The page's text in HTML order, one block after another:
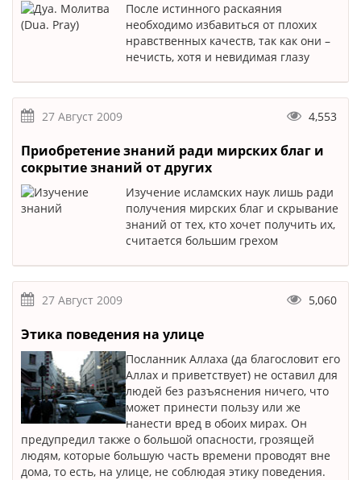
После истинного раскаяния
необходимо избавиться от плохих
нравственных качеств, так как они –
нечисть, хотя и невидимая глазу
27 Август 2009 4,553
Приобретение знаний ради мирских благ и
сокрытие знаний от других
Изучение исламских наук лишь ради
получения мирских благ и скрывание
знаний от тех, кто хочет получить их,
считается большим грехом
27 Август 2009 5,060
Этика поведения на улице
Посланник Аллаха (да благословит его
Аллах и приветствует) не оставил для
людей без разъяснения ничего, что
может принести пользу или же
нанести вред в обоих мирах. Он
предупредил также о большой опасности, грозящей
людям, которые большую часть времени проводят вне
дома, то есть, на улице, не соблюдая этику поведения.